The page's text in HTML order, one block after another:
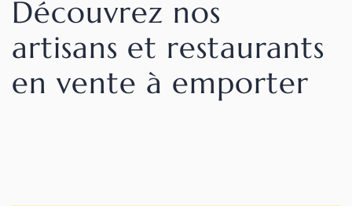
Découvrez nos
artisans et restaurants
en vente à emporter